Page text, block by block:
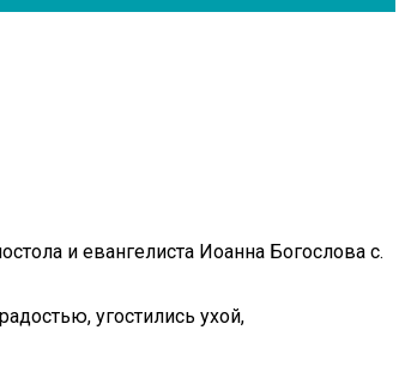
и евангелиста Иоанна Богослова с.
угостились ухой,